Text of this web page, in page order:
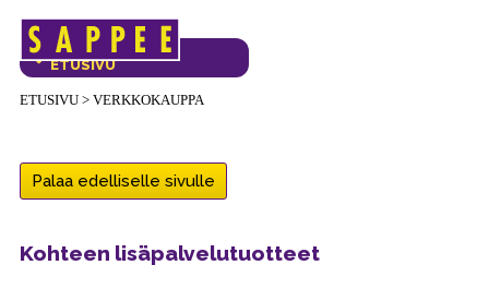
Päävalikko
ETUSIVU> VERKKOKAUPPA
VERKKOKAUPAN
ETUSIVU
Palaa edelliselle sivulle
Kohteen lisäpalvelutuotteet